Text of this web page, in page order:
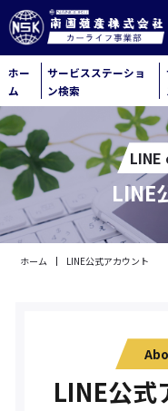
ホー
ム
サービスステーショ
ン検索
LINE
ホーム LINE公式アカウント
LINE公式